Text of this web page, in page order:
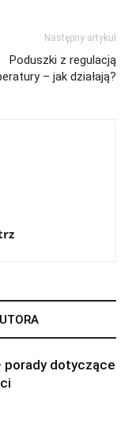
Następny artykuł
Poduszki z regulacją
– jak działają?
porady dotyczące